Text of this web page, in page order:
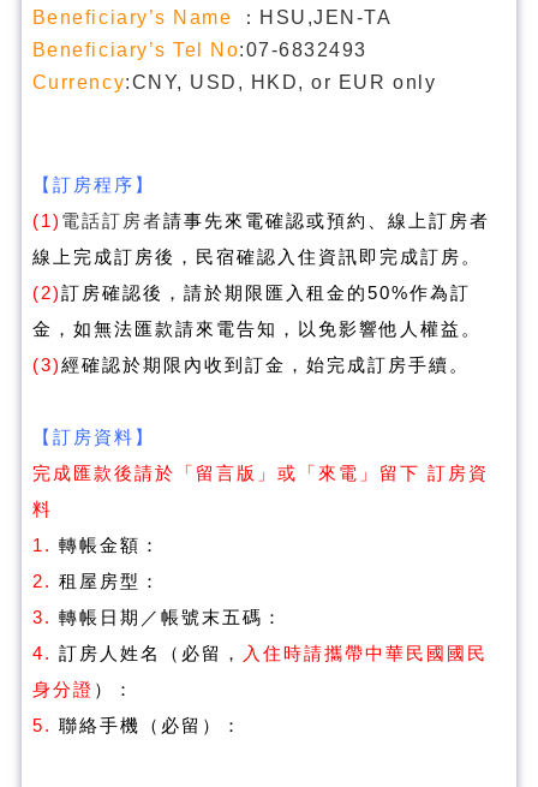
Beneficiary’s Name
：HSU,JEN-TA
Beneficiary’s Tel No:07-6832493
Currency:CNY, USD, HKD, or EUR only
【訂房程序】
(1) 電話訂房者請事先來電確認或預約、線上訂房者
線上完成訂房後，民宿確認入住資訊即完成訂房。
(2)訂房確認後，請於期限匯入租金的50%作為訂
金，如無法匯款請來電告知，以免影響他人權益 。
(3)經確認於期限內收到訂金，始完成訂房手續。
【訂房資料】
完成匯款後請於「留言版」或「來電」留下 訂房資
料
1. 轉帳金額：
2. 租屋房型：
3. 轉帳日期／帳號末五碼：
4. 訂房人姓名（必留，
入住時請攜帶中華民國國民
身分證 ）：
5. 聯絡手機（必留）：